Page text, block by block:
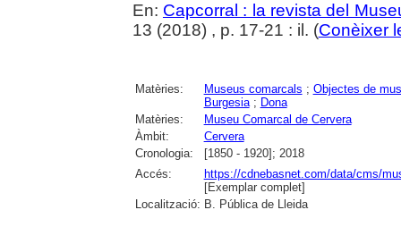
En: Capcorral : la revista del
13 (2018) , p. 17-21 : il. (Conèixer
Matèries: Museus comarcals ; Objectes de
Burgesia; Dona
Matèries:
Museu Comarcal de Cervera
Àmbit:
Cervera
Cronologia:
[1850 - 1920]; 2018
Accés:
https://cdnebasnet.com/data/cms/
[Exemplar complet]
Localització: B. Pública de Lleida